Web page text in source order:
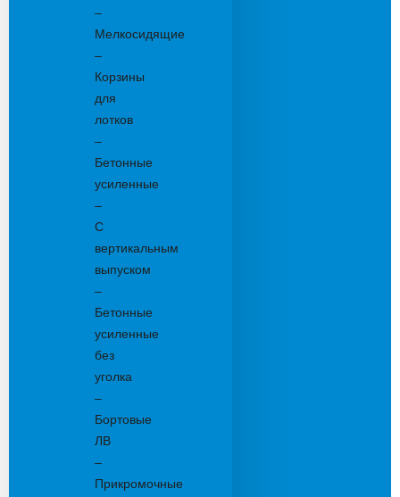
–
Мелкосидящие
–
Корзины
для
лотков
–
Бетонные
усиленные
–
С
вертикальным
выпуском
–
Бетонные
усиленные
без
уголка
–
Бортовые
ЛВ
–
Прикромочные